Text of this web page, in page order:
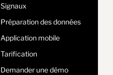
Signaux
Préparation des données
Application mobile
Tarification
Demander une démo